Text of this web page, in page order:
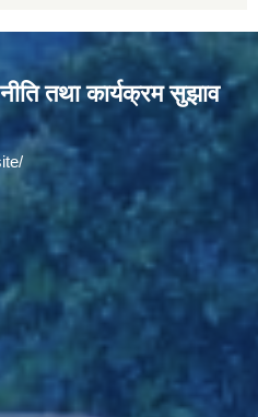
तथा कार्यक्रम सुझाव